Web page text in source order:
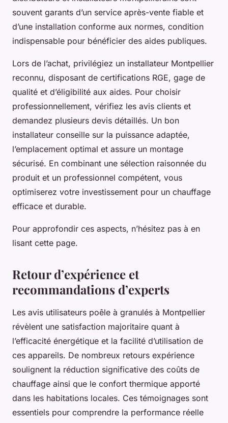
souvent garants d’un service après-vente fiable et
d’une installation conforme aux normes, condition
indispensable pour bénéficier des aides publiques.
Lors de l’achat, privilégiez un installateur Montpellier
reconnu, disposant de certifications RGE, gage de
qualité et d’éligibilité aux aides. Pour choisir
professionnellement, vérifiez les avis clients et
demandez plusieurs devis détaillés. Un bon
installateur conseille sur la puissance adaptée,
l’emplacement optimal et assure un montage
sécurisé. En combinant une sélection raisonnée du
produit et un professionnel compétent, vous
optimiserez votre investissement pour un chauffage
efficace et durable.
Pour approfondir ces aspects, n’hésitez pas à en
lisant cette page.
Retour d’expérience et
recommandations d’experts
Les avis utilisateurs poêle à granulés à Montpellier
révèlent une satisfaction majoritaire quant à
l’efficacité énergétique et la facilité d’utilisation de
ces appareils. De nombreux retours expérience
soulignent la réduction significative des coûts de
chauffage ainsi que le confort thermique apporté
dans les habitations locales. Ces témoignages sont
essentiels pour comprendre la performance réelle